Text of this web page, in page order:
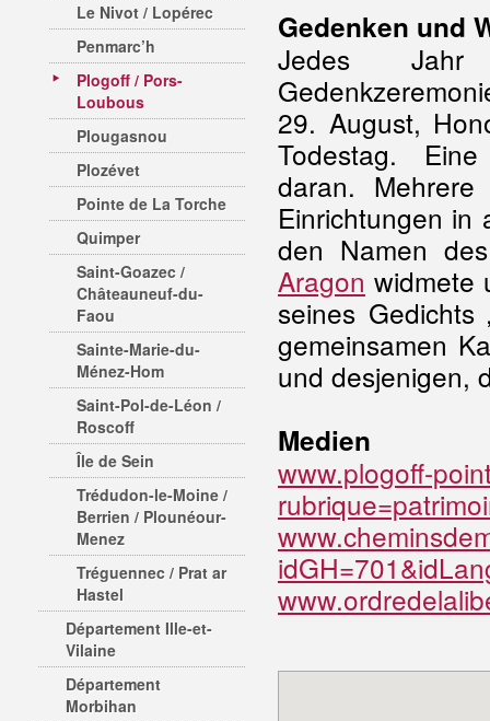
Le Nivot / Lopérec
Penmarc’h
Plogoff / Pors-
Loubous
Plougasnou
Plozévet
Pointe de La Torche
Quimper
Saint-Goazec /
Châteauneuf-du-
Faou
Sainte-Marie-du-
Ménez-Hom
Saint-Pol-de-Léon /
Roscoff
Île de Sein
Trédudon-le-Moine /
Berrien / Plounéour-
Menez
Tréguennec / Prat ar
Hastel
Département Ille-et-
Vilaine
Département
Morbihan
Gedenken und
Jedes
29. August,
Todestag.
daran.
Einrichtungen in
den Namen
Aragon widmete
seines
gemeinsamen
und desjenigen,
Medien
www.plogoff-